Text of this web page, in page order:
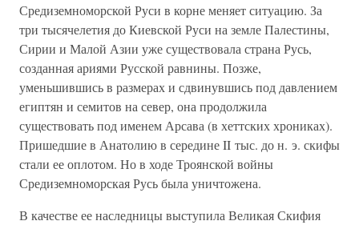
Средиземноморской Руси в корне меняет ситуацию. За
три тысячелетия до Киевской Руси на земле Палестины,
Сирии и Малой Азии уже существовала страна Русь,
созданная ариями Русской равнины. Позже,
уменьшившись в размерах и сдвинувшись под давлением
египтян и семитов на север, она продолжила
существовать под именем Арсава (в хеттских хрониках).
Пришедшие в Анатолию в середине II тыс. до н. э. скифы
стали ее оплотом. Но в ходе Троянской войны
Средиземноморская Русь была уничтожена.
В качестве ее наследницы выступила Великая Скифия